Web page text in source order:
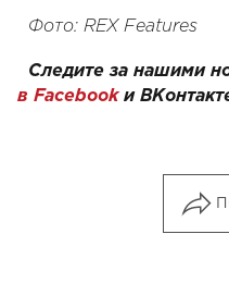
Фото: REX Features
Следите за нашими
в Facebookи